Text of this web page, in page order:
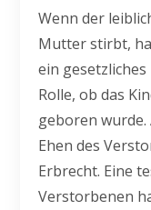
Wenn der
Mutter stirbt,
ein
Rolle, ob das
geboren wurde.
Ehen des
Erbrecht. Eine
Verstorbenen